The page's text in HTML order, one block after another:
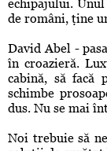
echipajului.
de români, ţine
David Abel -
în croazieră.
cabină, să facă
schimbe
dus. Nu se mai
Noi trebuie să